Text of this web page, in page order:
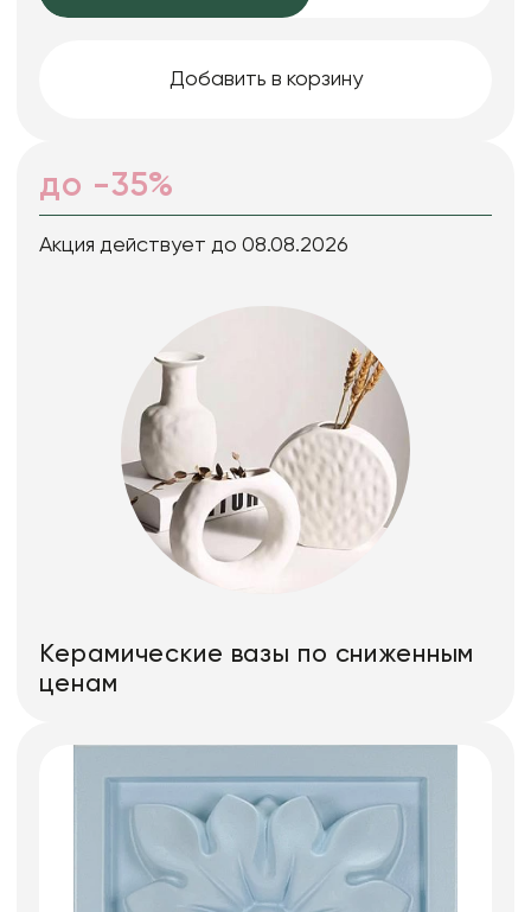
Добавить в корзину
до -35%
Акция действует до 08.08.2026
Керамические вазы по сниженным
ценам